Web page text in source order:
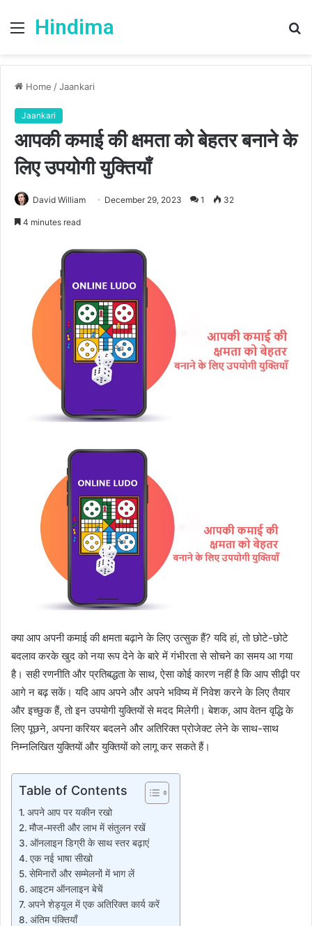
Menu
Hindima
Home /Jaankari
Jaankari
आपकी कमाई की क्षमता को बेहतर बनाने के
लिए उपयोगी युक्तियाँ
David William December 29, 2023 1 32
4 minutes read
क्या आप अपनी कमाई की क्षमता बढ़ाने के लिए उत्सुक हैं? यदि हां, तो छोटे-छोटे
बदलाव करके खुद को नया रूप देने के बारे में गंभीरता से सोचने का समय आ गया
है। सही रणनीति और प्रतिबद्धता के साथ, ऐसा कोई कारण नहीं है कि आप सीढ़ी पर
आगे न बढ़ सकें। यदि आप अपने और अपने भविष्य में निवेश करने के लिए तैयार
और इच्छुक हैं, तो इन उपयोगी युक्तियों से मदद मिलेगी। बेशक, आप वेतन वृद्धि के
लिए पूछने, अपना करियर बदलने और अतिरिक्त प्रोजेक्ट लेने के साथ-साथ
निम्नलिखित युक्तियों और युक्तियों को लागू कर सकते हैं।
Table of Contents
अपने आप पर यकीन रखो
मौज-मस्ती और लाभ में संतुलन रखें
ऑनलाइन डिग्री के साथ स्तर बढ़ाएं
एक नई भाषा सीखो
सेमिनारों और सम्मेलनों में भाग लें
आइटम ऑनलाइन बेचें
अपने शेड्यूल में एक अतिरिक्त कार्य करें
अंतिम पंक्तियाँ